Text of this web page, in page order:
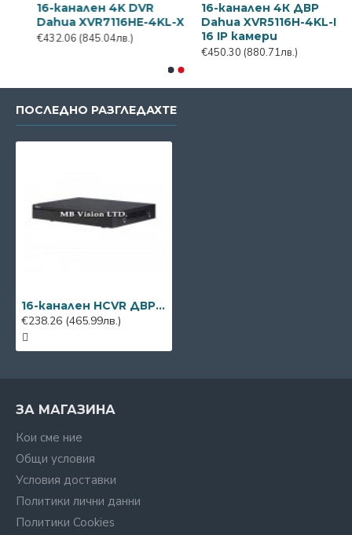
16-канален 4K DVR
Dahua XVR7116HE-4KL-X
€432.06(845.04лв.)
16-канален 4К ДВР
Dahua XVR5116H-4KL-I3 +
16 IP камери
€450.30(880.71лв.)
ПОСЛЕДНО РАЗГЛЕДАХТЕ
16-канален HCVR ДВР Dahua XVR5116H + 8 IP камери
€238.26 (465.99лв.)
ЗА МАГАЗИНА
Кои сме ние
Общи условия
Условия доставки
Политики лични данни
Политики Cookies